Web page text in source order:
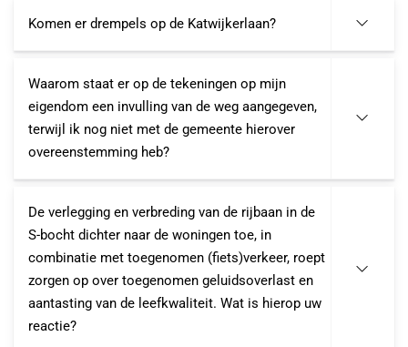
Komen er drempels op de Katwijkerlaan?
Waarom staat er op de tekeningen op mijn
eigendom een invulling van de weg aangegeven,
terwijl ik nog niet met de gemeente hierover
overeenstemming heb?
De verlegging en verbreding van de rijbaan in de
S-bocht dichter naar de woningen toe, in
combinatie met toegenomen (fiets)verkeer, roept
zorgen op over toegenomen geluidsoverlast en
aantasting van de leefkwaliteit. Wat is hierop uw
reactie?